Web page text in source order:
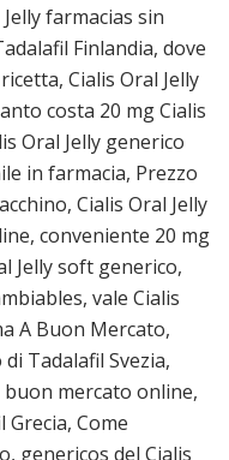
farmacias sin
Finlandia, dove
Cialis Oral Jelly
costa 20 mg Cialis
Oral Jelly generico
in farmacia, Prezzo
Cialis Oral Jelly
conveniente 20 mg
Jelly soft generico,
vale Cialis
A Buon Mercato,
Tadalafil Svezia,
buon mercato online,
Grecia, Come
genericos del Cialis